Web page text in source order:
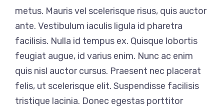
metus. Mauris vel scelerisque risus, quis auctor
ante. Vestibulum iaculis ligula id pharetra
facilisis. Nulla id tempus ex. Quisque lobortis
feugiat augue, id varius enim. Nunc ac enim
quis nisl auctor cursus. Praesent nec placerat
felis, ut scelerisque elit. Suspendisse facilisis
tristique lacinia. Donec egestas porttitor